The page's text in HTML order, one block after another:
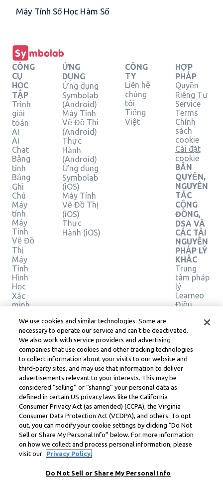
Máy Tính Số Học Hàm Số
CÔNG
CỤ
HỌC
TẬP
Trình
giải
toán
AI
AI
Chat
Bảng
tính
Bảng
Ghi
Chú
Máy
tính
Máy
Tính
Vẽ Đồ
Thị
Máy
Tính
Hình
Học
Xác
minh
pháp
ỨNG
DỤNG
Ứng dụng
Symbolab
(Android)
Máy Tính
Vẽ Đồ Thị
(Android)
Thực
Hành
(Android)
Ứng dụng
Symbolab
(iOS)
Máy Tính
Vẽ Đồ Thị
(iOS)
Thực
Hành (iOS)
CÔNG
TY
Liên hệ
chúng
tôi
Tiếng
Việt
HỢP
PHÁP
Quyền
Riêng Tư
Service
Terms
Chính
sách
cookie
Cài đặt
cookie
BẢN
QUYỀN,
NGUYÊN
TẮC
CỘNG
ĐỒNG,
DSA VÀ
CÁC TÀI
NGUYÊN
PHÁP LÝ
KHÁC
Trung
tâm pháp
lý
Learneo
Điều
của
Symbolab, a Learneo, Inc. business
© Learneo, Inc. 2024
We use cookies and similar technologies. Some are
necessary to operate our service and can’t be deactivated.
We also work with service providers and advertising
companies that use cookies and other tracking technologies
to collect information about your visits to our website and
third-party sites, and may use that information to deliver
advertisements relevant to your interests. This may be
considered “selling” or “sharing” your personal data as
defined in certain US privacy laws like the California
Consumer Privacy Act (as amended) (CCPA), the Virginia
Consumer Data Protection Act (VCDPA), and others. To opt
out, you can modify your cookie settings by clicking “Do Not
Sell or Share My Personal Info” below. For more information
on how we collect and process personal information, please
visit our
Privacy Policy.
Do Not Sell or Share My Personal Info